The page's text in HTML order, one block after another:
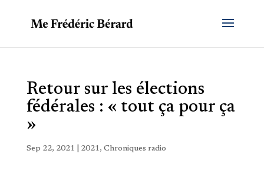
Retour sur les élections
fédérales : « tout ça pour ça
»
Sep 22, 2021 2021, Chroniques radio